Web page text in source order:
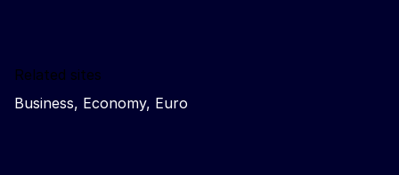
Related sites
Business, Economy, Euro